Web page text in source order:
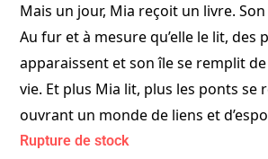
Mais un jour, Mia reçoit un livre.
Au fur et à mesure qu’elle le lit, des
apparaissent et son île se remplit
vie. Et plus Mia lit, plus les ponts se
ouvrant un monde de liens et
Rupture de stock